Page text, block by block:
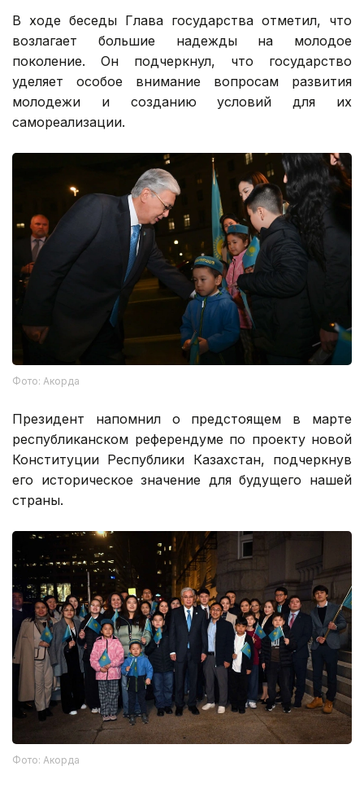
В ходе беседы Глава государства отметил, что
возлагает большие надежды на молодое
поколение. Он подчеркнул, что государство
уделяет особое внимание вопросам развития
молодежи и созданию условий для их
самореализации.
Фото: Акорда
Президент напомнил о предстоящем в марте
республиканском референдуме по проекту новой
Конституции Республики Казахстан, подчеркнув
его историческое значение для будущего нашей
страны.
Фото: Акорда